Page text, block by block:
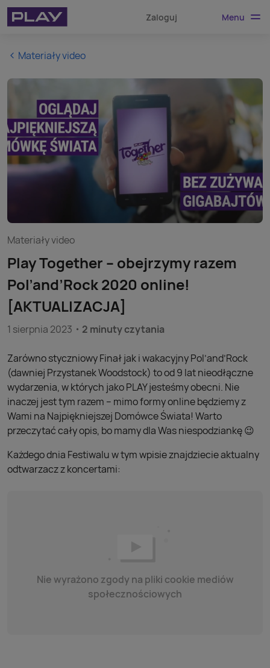
Zaloguj Menu
Materiały video
Materiały video
Play Together – obejrzymy razem
Pol’and’Rock 2020 online!
[AKTUALIZACJA]
1 sierpnia 2023 2 minuty czytania
Zarówno styczniowy Finał jak i wakacyjny Pol’and’Rock
(dawniej Przystanek Woodstock) to od 9 lat nieodłączne
wydarzenia, w których jako PLAY jesteśmy obecni. Nie
inaczej jest tym razem – mimo formy online będziemy z
Wami na Najpiękniejszej Domówce Świata! Warto
przeczytać cały opis, bo mamy dla Was niespodziankę 😉
Każdego dnia Festiwalu w tym wpisie znajdziecie aktualny
odtwarzacz z koncertami:
Nie wyrażono zgody na pliki cookie mediów
społecznościowych